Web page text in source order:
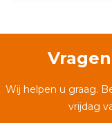
Wij helpen u graag.
vrijdag